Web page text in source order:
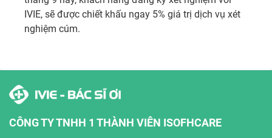
IVIE, sẽ được chiết khấu ngay 5% giá trị dịch vụ xét
CÔNG TY TNHH 1 THÀNH VIÊN ISOFHCARE